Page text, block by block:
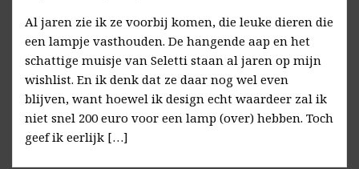
Al jaren zie ik ze voorbij komen, die leuke dieren die
een lampje vasthouden. De hangende aap en het
schattige muisje van Seletti staan al jaren op mijn
wishlist. En ik denk dat ze daar nog wel even
blijven, want hoewel ik design echt waardeer zal ik
niet snel 200 euro voor een lamp (over) hebben. Toch
geef ik eerlijk […]